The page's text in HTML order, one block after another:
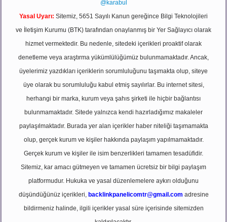
@karabul
Yasal Uyarı: Sitemiz, 5651 Sayılı Kanun gereğince Bilgi Teknolojileri
ve İletişim Kurumu (BTK) tarafından onaylanmış bir Yer Sağlayıcı olarak
hizmet vermektedir. Bu nedenle, sitedeki içerikleri proaktif olarak
denetleme veya araştırma yükümlülüğümüz bulunmamaktadır. Ancak,
üyelerimiz yazdıkları içeriklerin sorumluluğunu taşımakta olup, siteye
üye olarak bu sorumluluğu kabul etmiş sayılırlar. Bu internet sitesi,
herhangi bir marka, kurum veya şahıs şirketi ile hiçbir bağlantısı
bulunmamaktadır. Sitede yalnızca kendi hazırladığımız makaleler
paylaşılmaktadır. Burada yer alan içerikler haber niteliği taşımamakta
olup, gerçek kurum ve kişiler hakkında paylaşım yapılmamaktadır.
Gerçek kurum ve kişiler ile isim benzerlikleri tamamen tesadüfidir.
Sitemiz, kar amacı gütmeyen ve tamamen ücretsiz bir bilgi paylaşım
platformudur. Hukuka ve yasal düzenlemelere aykırı olduğunu
düşündüğünüz içerikleri, backlinkpanelicomtr@gmail.com adresine
bildirmeniz halinde, ilgili içerikler yasal süre içerisinde sitemizden